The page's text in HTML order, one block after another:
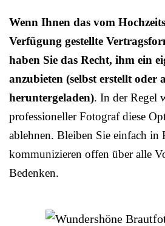
Wenn Ihnen das vom
Verfügung gestellte
haben Sie das Recht, ihm ein
anzubieten (selbst erstellt oder
heruntergeladen). In der Regel
professioneller Fotograf diese
ablehnen. Bleiben Sie einfach in
kommunizieren offen über alle
Bedenken.